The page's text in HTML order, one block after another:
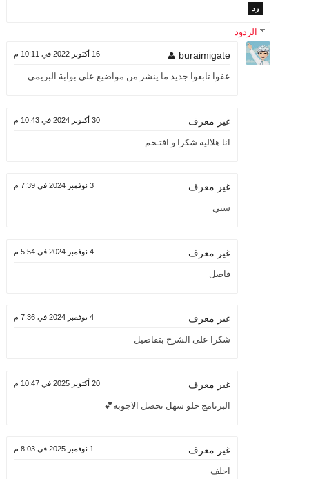
رد
الردود
buraimigate 16 أكتوبر 2022 في 10:11 م
عفوا تابعوا جديد ما ينشر من مواضيع على بوابة البريمي
غير معرف 30 أكتوبر 2024 في 10:43 م
انا هلاليه شكرا و افتـخم
غير معرف 3 نوفمبر 2024 في 7:39 م
سيي
غير معرف 4 نوفمبر 2024 في 5:54 م
فاصل
غير معرف 4 نوفمبر 2024 في 7:36 م
شكرا على الشرح بتفاصيل
غير معرف 20 أكتوبر 2025 في 10:47 م
البرنامج حلو سهل نحصل الاجوبه💕
غير معرف 1 نوفمبر 2025 في 8:03 م
احلف